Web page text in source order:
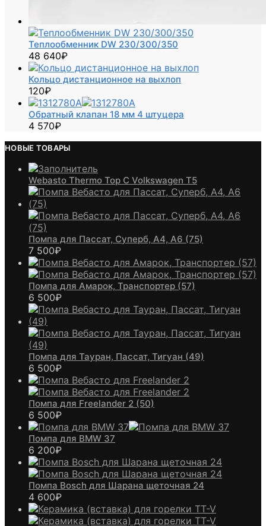
Теплообменник DW 230/300/350
48 640₽
Кольцо дистанционное на выхлоп
120₽
Обратный клапан 18 мм 4 штуцера
4 570₽
НОВЫЕ ТОВАРЫ
Webasto Thermo Top C Volkswagen T5
Помпа для Пассат, Суперб, А4, А6 (75)
7 500₽
Помпа для Амарок, Транспортер (57)
6 500₽
Помпа для Тауран, Пассат, Тигуан (49)
6 500₽
Помпа для Freelander 2 (50)
6 500₽
Помпа для BMW 37
6 200₽
Помпа Bosch для Шарана щеточная 24
4 600₽